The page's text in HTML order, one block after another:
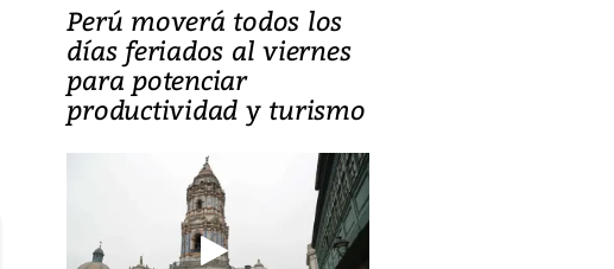
Perú moverá todos los
días feriados al viernes
para potenciar
productividad y turismo